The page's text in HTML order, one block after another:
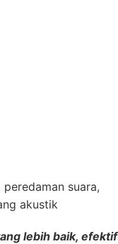
suara,
akustik
lebih baik, efektif